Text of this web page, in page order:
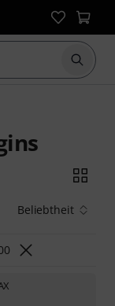
Suche
Beliebtheit